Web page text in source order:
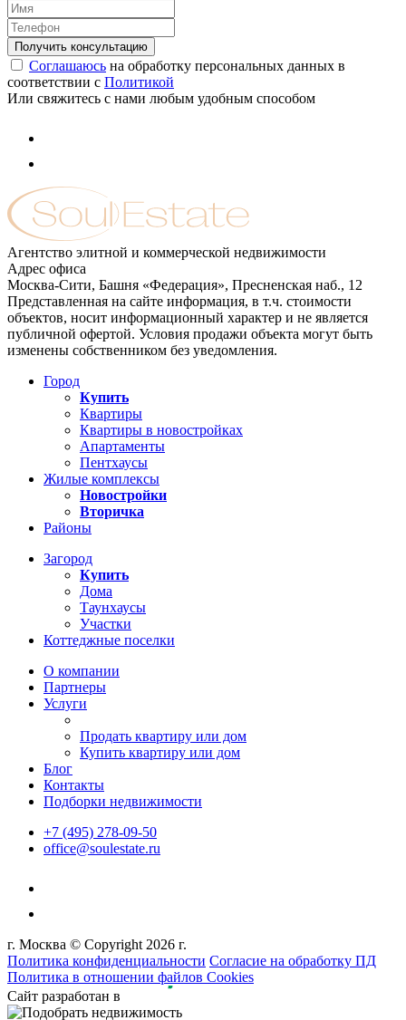
Соглашаюсь на обработку персональных данных в
соответствии с Политикой
Или свяжитесь с нами любым удобным способом
Агентство элитной и коммерческой недвижимости
Адрес офиса
Москва-Сити, Башня «Федерация», Пресненская наб., 12
Представленная на сайте информация, в т.ч. стоимости
объектов, носит информационный характер и не является
публичной офертой. Условия продажи объекта могут быть
изменены собственником без уведомления.
Город
Купить
Квартиры
Квартиры в новостройках
Апартаменты
Пентхаусы
Жилые комплексы
Новостройки
Вторичка
Районы
Загород
Купить
Дома
Таунхаусы
Участки
Коттеджные поселки
О компании
Партнеры
Услуги
Продать квартиру или дом
Купить квартиру или дом
Блог
Контакты
Подборки недвижимости
+7 (495) 278-09-50
office@soulestate.ru
г. Москва © Copyright 2026 г.
Политика конфиденциальности Согласие на обработку ПД
Политика в отношении файлов Cookies
Сайт разработан в